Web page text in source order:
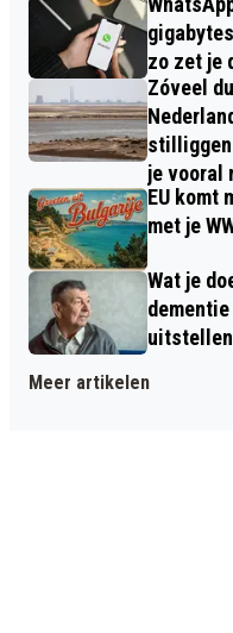
zo zet je
Zóveel
stilliggen
je vooral
EU komt
met je
Wat je
uitstellen
Meer artikelen